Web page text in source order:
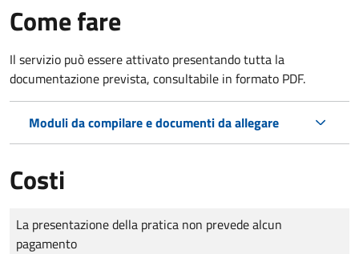
Come fare
Il servizio può essere attivato presentando tutta la
documentazione prevista, consultabile in formato PDF.
Moduli da compilare e documenti da allegare
Costi
Tipo di pagamento
Importo
La presentazione della pratica non prevede alcun
pagamento